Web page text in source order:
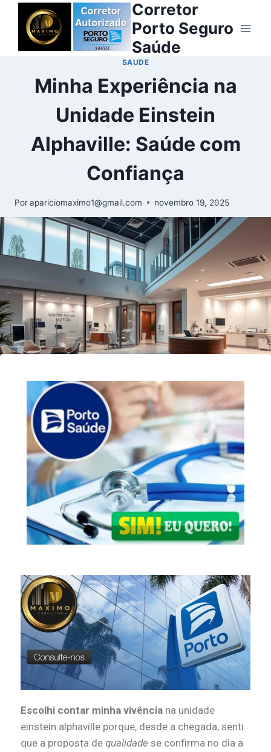
Corretor
Porto Seguro
Saúde
SAUDE
Minha Experiência na
Unidade Einstein
Alphaville: Saúde com
Confiança
Porapariciomaximo1@gmail.com novembro 19, 2025
Escolhi contar minha vivência na unidade
einstein alphaville porque, desde a chegada, senti
que a proposta de qualidade se confirma no dia a